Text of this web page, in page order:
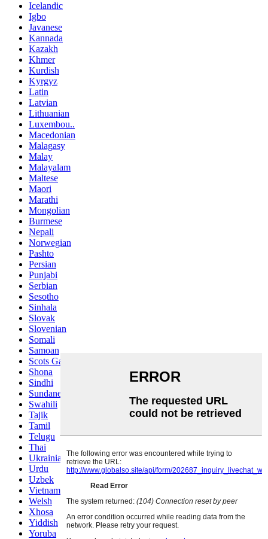
Icelandic
Igbo
Javanese
Kannada
Kazakh
Khmer
Kurdish
Kyrgyz
Latin
Latvian
Lithuanian
Luxembou..
Macedonian
Malagasy
Malay
Malayalam
Maltese
Maori
Marathi
Mongolian
Burmese
Nepali
Norwegian
Pashto
Persian
Punjabi
Serbian
Sesotho
Sinhala
Slovak
Slovenian
Somali
Samoan
Scots Gaelic
Shona
Sindhi
Sundanese
Swahili
Tajik
Tamil
Telugu
Thai
Ukrainian
Urdu
Uzbek
Vietnamese
Welsh
Xhosa
Yiddish
Yoruba